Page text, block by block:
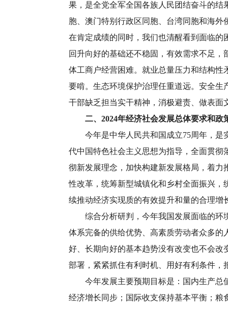
果，是全党全军全国各族人民团结奋斗的
胞、澳门特别行政区同胞、台湾同胞和海
在肯定成绩的同时，我们也清醒看到面临
回升向好的基础还不稳固，有效需求不足
体工商户经营困难。就业总量压力和结构
要啃。生态环境保护治理任重道远。安全
干部缺乏担当实干精神，消极避责、做表
二、2024年经济社会发展总体要求和政
今年是中华人民共和国成立75周年，是实
代中国特色社会主义思想为指导，全面贯
彻新发展理念，加快构建新发展格局，着
性改革，统筹新型城镇化和乡村全面振兴
续推动经济实现质的有效提升和量的合理
综合分析研判，今年我国发展面临的环境
体系完备的供给优势、高素质劳动者众多
好、长期向好的基本趋势没有改变也不会
部署，紧紧抓住有利时机、用好有利条件
今年发展主要预期目标是：国内生产总值
经济增长同步；国际收支保持基本平衡；粮